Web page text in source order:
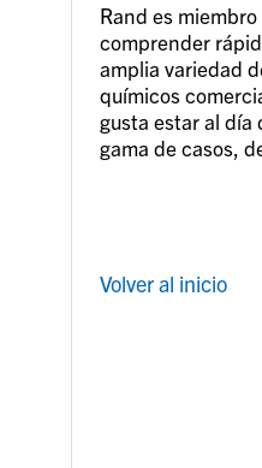
Rand es
comprender
amplia variedad
químicos
gusta estar al día
gama de casos,
Volver al inicio